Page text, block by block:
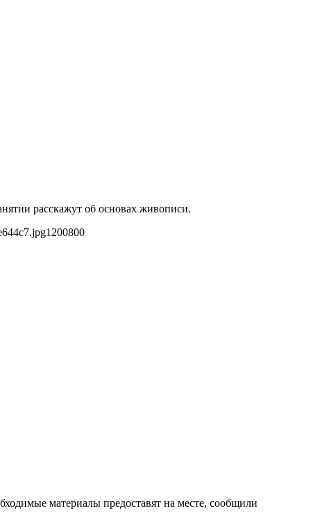
расскажут об основах живописи.
1200800
материалы предоставят на месте, сообщили